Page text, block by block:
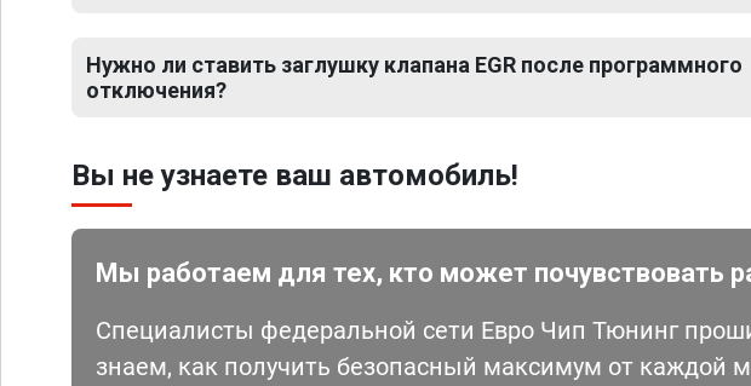
Нужно ли ставить заглушку клапана EGR после программного
отключения?
Вы не узнаете ваш автомобиль!
Мы работаем для тех, кто может почувствовать
Специалисты федеральной сети Евро Чип Тюнинг
знаем, как получить безопасный максимум от каждой